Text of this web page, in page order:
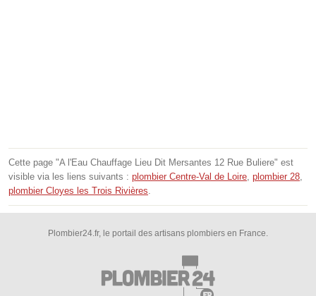
Cette page "A l'Eau Chauffage Lieu Dit Mersantes 12 Rue Buliere" est
visible via les liens suivants : plombier Centre-Val de Loire plombier 28
plombier Cloyes les Trois Rivières
Plombier24.fr, le portail des artisans plombiers en France.